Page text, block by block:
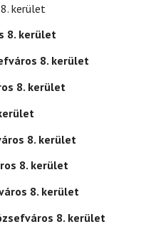
kerület
8. kerület
8. kerület
8. kerület
8. kerület
8. kerület
8. kerület
8. kerület